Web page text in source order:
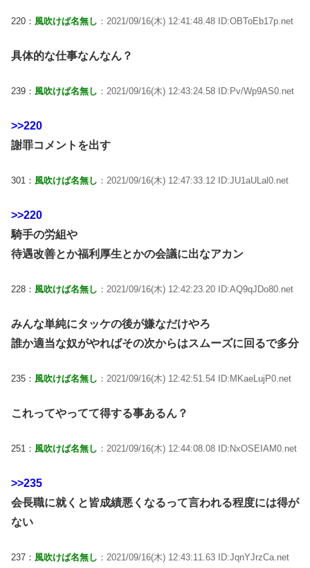
220： 風吹けば名無し ：2021/09/16(木) 12:41:48.48 ID:OBToEb17p.net
具体的な仕事なんなん？
239： 風吹けば名無し ：2021/09/16(木) 12:43:24.58 ID:Pv/Wp9AS0.net
>>220
謝罪コメントを出す
301： 風吹けば名無し ：2021/09/16(木) 12:47:33.12 ID:JU1aULal0.net
>>220
騎手の労組や
待遇改善とか福利厚生とかの会議に出なアカン
228： 風吹けば名無し ：2021/09/16(木) 12:42:23.20 ID:AQ9qJDo80.net
みんな単純にタッケの後が嫌なだけやろ
誰か適当な奴がやればその次からはスムーズに回るで多分
235： 風吹けば名無し ：2021/09/16(木) 12:42:51.54 ID:MKaeLujP0.net
これってやってて得する事あるん？
251： 風吹けば名無し ：2021/09/16(木) 12:44:08.08 ID:NxOSEIAM0.net
>>235
会長職に就くと皆成績悪くなるって言われる程度には得が
ない
237： 風吹けば名無し ：2021/09/16(木) 12:43:11.63 ID:JqnYJrzCa.net